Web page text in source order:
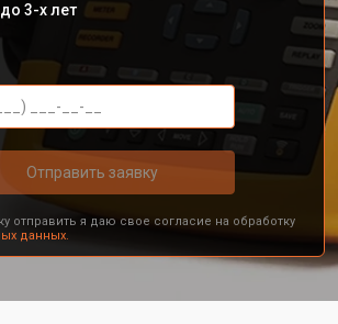
3-х лет
Отправить заявку
отправить я даю свое согласие на обработку
данных.